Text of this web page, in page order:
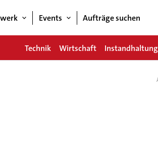
Events Aufträge suchen
Technik Wirtschaft Instandhaltung